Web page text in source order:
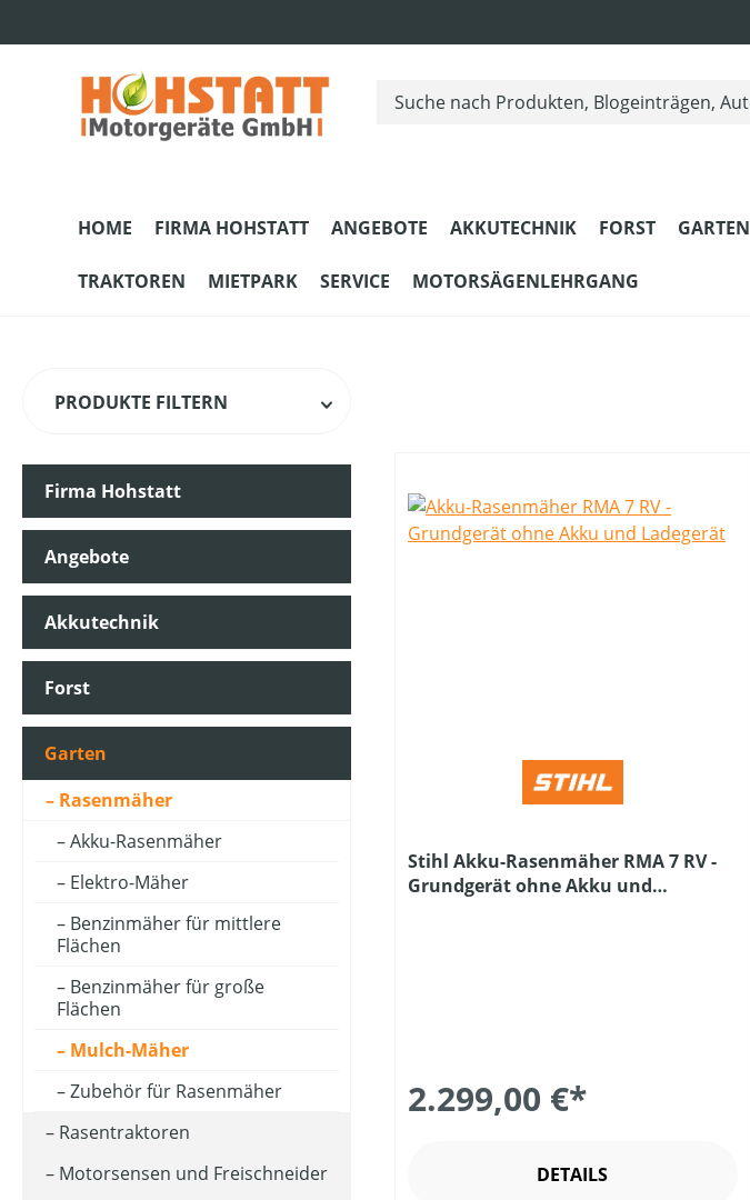
HOME FIRMA HOHSTATT ANGEBOTE AKKUTECHNIK FORST GARTEN
TRAKTOREN MIETPARK SERVICE MOTORSÄGENLEHRGANG
PRODUKTE FILTERN
HERSTELLER
ARBEITSBREITE (IN CM)
ARBEITSSTUFENANZAHL
AUSWURFART
BETRIEBSART
FAHRANTRIEBSART
FARBE (GERÄT)
FLÄCHENLEISTUNG MAX (IN M²)
GEEIGNET FÜR SÄGEKETTEN (IN ")
Firma Hohstatt
Angebote
Akkutechnik
Forst
Garten
Rasenmäher
Akku-Rasenmäher
Elektro-Mäher
Benzinmäher für mittlere
Flächen
Benzinmäher für große
Flächen
Mulch-Mäher
Zubehör für Rasenmäher
Rasentraktoren
Motorsensen und Freischneider
Stihl Akku-Rasenmäher RMA 7 RV -
Grundgerät ohne Akku und
2.299,00 €*
DETAILS